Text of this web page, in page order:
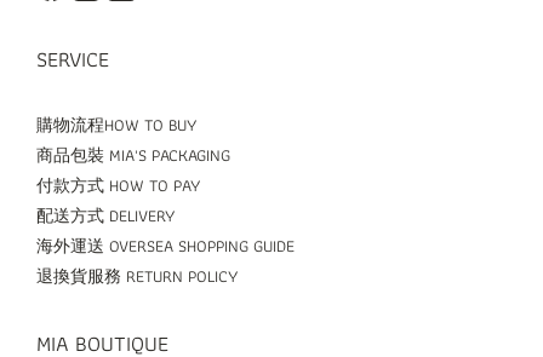
SERVICE
購物流程HOW TO BUY
商品包裝 MIA'S PACKAGING
付款方式 HOW TO PAY
配送方式 DELIVERY
海外運送 OVERSEA SHOPPING GUIDE
退換貨服務 RETURN POLICY
MIA BOUTIQUE